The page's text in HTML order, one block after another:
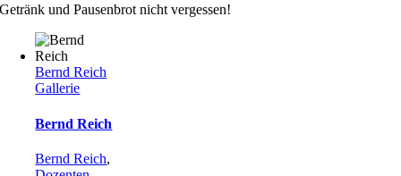
Getränk und Pausenbrot nicht vergessen!
Bernd Reich
Gallerie
Bernd Reich
Bernd Reich,